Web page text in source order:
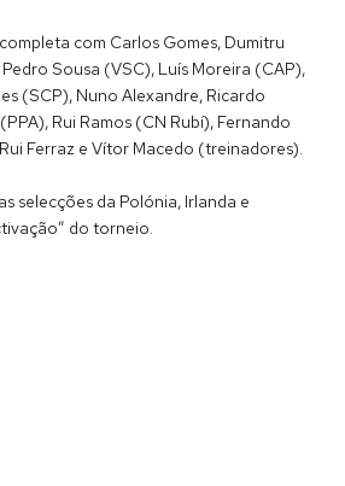
com Carlos Gomes, Dumitru
Sousa (VSC), Luís Moreira (CAP),
(SCP), Nuno Alexandre, Ricardo
Rui Ramos (CN Rubí), Fernando
Ferraz e Vítor Macedo (treinadores).
selecções da Polónia, Irlanda e
do torneio.